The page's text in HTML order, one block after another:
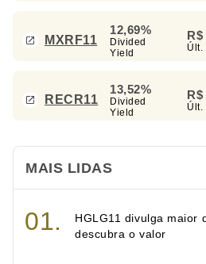
MXRF11
12,69%
Divided
Yield
R$
Últ.
RECR11
13,52%
Divided
Yield
R$
Últ.
MAIS LIDAS
HGLG11 divulga maior
descubra o valor